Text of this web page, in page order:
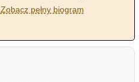
Zobacz pełny biogram